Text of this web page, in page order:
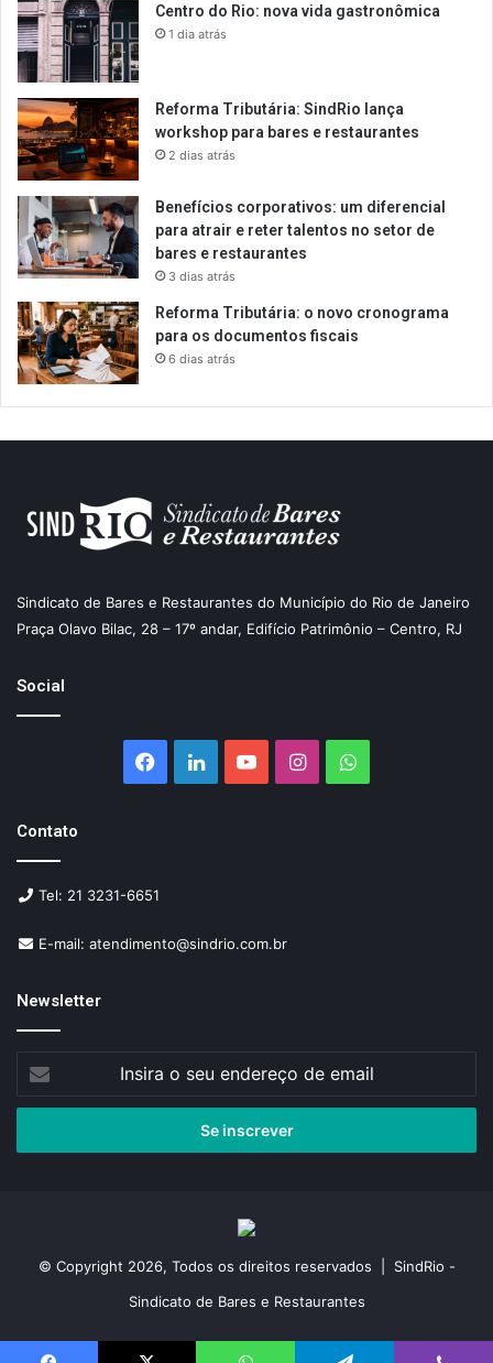
Centro do Rio: nova vida gastronômica
1 dia atrás
Reforma Tributária: SindRio lança
workshop para bares e restaurantes
2 dias atrás
Benefícios corporativos: um diferencial
para atrair e reter talentos no setor de
bares e restaurantes
3 dias atrás
Reforma Tributária: o novo cronograma
para os documentos fiscais
6 dias atrás
Sindicato de Bares e Restaurantes do Município do Rio de Janeiro
Praça Olavo Bilac, 28 – 17º andar, Edifício Patrimônio – Centro, RJ
Social
Facebook
LinkedinYouTubeInstagramWhatsApp
Contato
Tel: 21 3231-6651
E-mail: atendimento@sindrio.com.br
Newsletter
seu
de
© Copyright 2026, Todos os direitos reservados | SindRio -
Sindicato de Bares e Restaurantes